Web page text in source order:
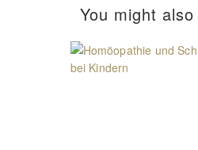
You might